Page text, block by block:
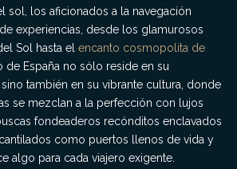
sol, los aficionados a la navegación
experiencias, desde los glamurosos
Sol hasta el encanto cosmopolita de
de España no sólo reside en su
también en su vibrante cultura, donde
se mezclan a la perfección con lujos
fondeaderos recónditos enclavados
como puertos llenos de vida y
algo para cada viajero exigente.